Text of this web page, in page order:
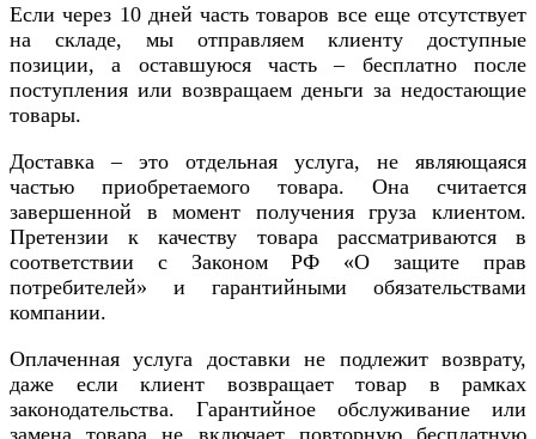
Если через 10 дней часть товаров все еще отсутствует
на складе, мы отправляем клиенту доступные
позиции, а оставшуюся часть – бесплатно после
поступления или возвращаем деньги за недостающие
товары.
Доставка – это отдельная услуга, не являющаяся
частью приобретаемого товара. Она считается
завершенной в момент получения груза клиентом.
Претензии к качеству товара рассматриваются в
соответствии с Законом РФ «О защите прав
потребителей» и гарантийными обязательствами
компании.
Оплаченная услуга доставки не подлежит возврату,
даже если клиент возвращает товар в рамках
законодательства. Гарантийное обслуживание или
замена товара не включает повторную бесплатную